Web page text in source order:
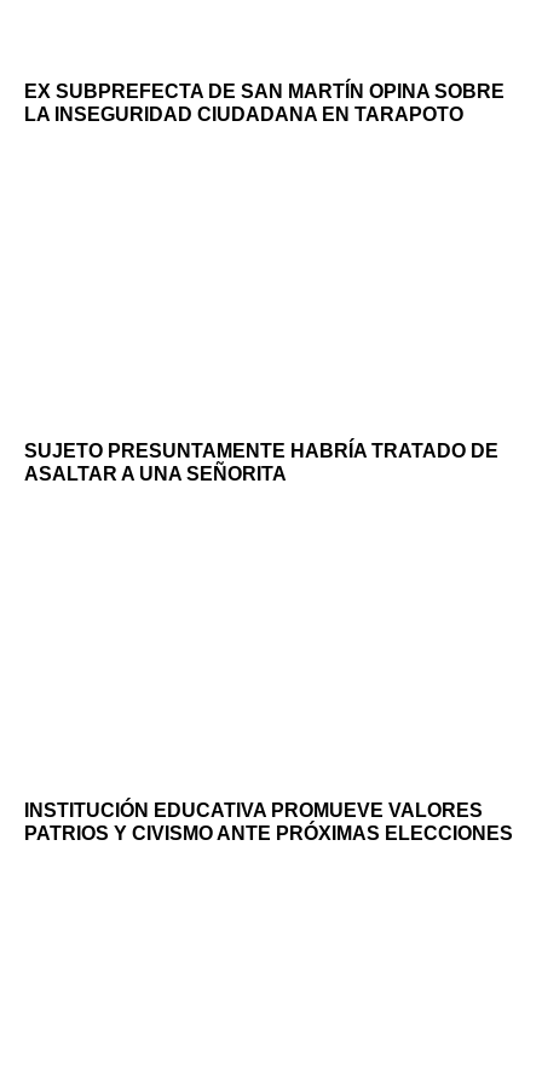
EX SUBPREFECTA DE SAN MARTÍN OPINA SOBRE
LA INSEGURIDAD CIUDADANA EN TARAPOTO
SUJETO PRESUNTAMENTE HABRÍA TRATADO DE
ASALTAR A UNA SEÑORITA
INSTITUCIÓN EDUCATIVA PROMUEVE VALORES
PATRIOS Y CIVISMO ANTE PRÓXIMAS ELECCIONES